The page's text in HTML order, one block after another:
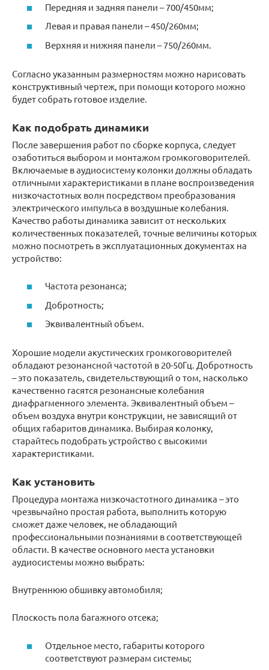
Передняя и задняя панели – 700/450мм;
Левая и правая панели – 450/260мм;
Верхняя и нижняя панели – 750/260мм.
Согласно указанным размерностям можно нарисовать
конструктивный чертеж, при помощи которого можно
будет собрать готовое изделие.
Как подобрать динамики
После завершения работ по сборке корпуса, следует
озаботиться выбором и монтажом громкоговорителей.
Включаемые в аудиосистему колонки должны обладать
отличными характеристиками в плане воспроизведения
низкочастотных волн посредством преобразования
электрического импульса в воздушные колебания.
Качество работы динамика зависит от нескольких
количественных показателей, точные величины которых
можно посмотреть в эксплуатационных документах на
устройство:
Частота резонанса;
Добротность;
Эквивалентный объем.
Хорошие модели акустических громкоговорителей
обладают резонансной частотой в 20-50Гц. Добротность
– это показатель, свидетельствующий о том, насколько
качественно гасятся резонансные колебания
диафрагменного элемента. Эквивалентный объем –
объем воздуха внутри конструкции, не зависящий от
общих габаритов динамика. Выбирая колонку,
старайтесь подобрать устройство с высокими
характеристиками.
Как установить
Процедура монтажа низкочастотного динамика – это
чрезвычайно простая работа, выполнить которую
сможет даже человек, не обладающий
профессиональными познаниями в соответствующей
области. В качестве основного места установки
аудиосистемы можно выбрать:
Внутреннюю обшивку автомобиля;
Плоскость пола багажного отсека;
Отдельное место, габариты которого
соответствуют размерам системы;